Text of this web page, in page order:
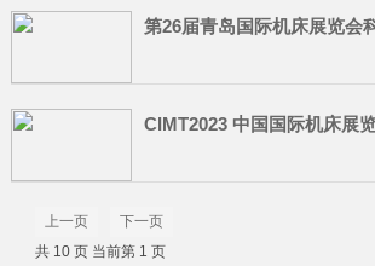
第26届青岛国际机床展览会
CIMT2023 中国国际机床展
上一页
下一页
共 10 页 当前第 1 页